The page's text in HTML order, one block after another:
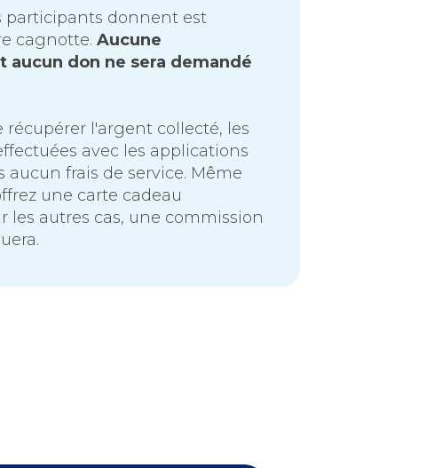
participants donnent est
cagnotte. Aucune
aucun don ne sera demandé
l'argent collecté, les
avec les applications
aucun frais de service. Même
une carte cadeau
les autres cas, une commission